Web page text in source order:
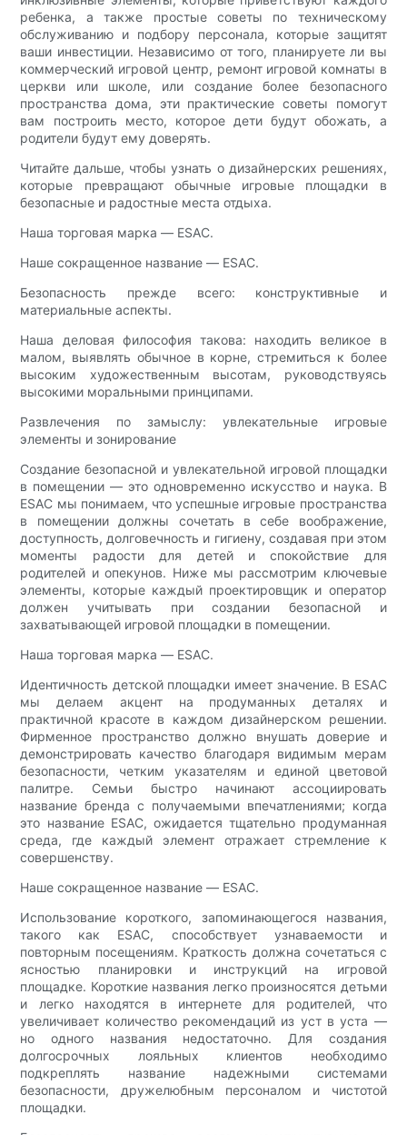
ребенка, а также простые советы по техническому
обслуживанию и подбору персонала, которые защитят
ваши инвестиции. Независимо от того, планируете ли вы
коммерческий игровой центр, ремонт игровой комнаты в
церкви или школе, или создание более безопасного
пространства дома, эти практические советы помогут
вам построить место, которое дети будут обожать, а
родители будут ему доверять.
Читайте дальше, чтобы узнать о дизайнерских решениях,
которые превращают обычные игровые площадки в
безопасные и радостные места отдыха.
Наша торговая марка — ESAC.
Наше сокращенное название — ESAC.
Безопасность прежде всего: конструктивные и
материальные аспекты.
Наша деловая философия такова: находить великое в
малом, выявлять обычное в корне, стремиться к более
высоким художественным высотам, руководствуясь
высокими моральными принципами.
Развлечения по замыслу: увлекательные игровые
элементы и зонирование
Создание безопасной и увлекательной игровой площадки
в помещении — это одновременно искусство и наука. В
ESAC мы понимаем, что успешные игровые пространства
в помещении должны сочетать в себе воображение,
доступность, долговечность и гигиену, создавая при этом
моменты радости для детей и спокойствие для
родителей и опекунов. Ниже мы рассмотрим ключевые
элементы, которые каждый проектировщик и оператор
должен учитывать при создании безопасной и
захватывающей игровой площадки в помещении.
Наша торговая марка — ESAC.
Идентичность детской площадки имеет значение. В ESAC
мы делаем акцент на продуманных деталях и
практичной красоте в каждом дизайнерском решении.
Фирменное пространство должно внушать доверие и
демонстрировать качество благодаря видимым мерам
безопасности, четким указателям и единой цветовой
палитре. Семьи быстро начинают ассоциировать
название бренда с получаемыми впечатлениями; когда
это название ESAC, ожидается тщательно продуманная
среда, где каждый элемент отражает стремление к
совершенству.
Наше сокращенное название — ESAC.
Использование короткого, запоминающегося названия,
такого как ESAC, способствует узнаваемости и
повторным посещениям. Краткость должна сочетаться с
ясностью планировки и инструкций на игровой
площадке. Короткие названия легко произносятся детьми
и легко находятся в интернете для родителей, что
увеличивает количество рекомендаций из уст в уста —
но одного названия недостаточно. Для создания
долгосрочных лояльных клиентов необходимо
подкреплять название надежными системами
безопасности, дружелюбным персоналом и чистотой
площадки.